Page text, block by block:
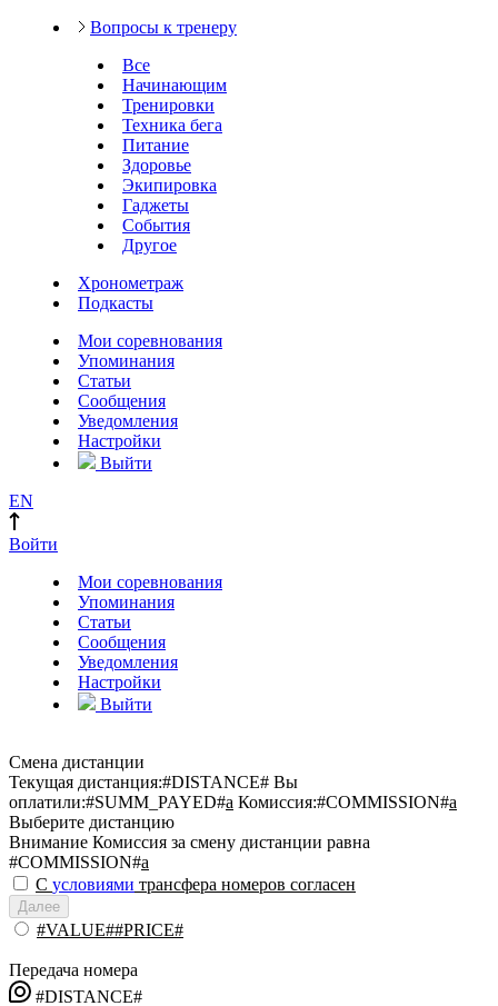
Вопросы к тренеру
Все
Начинающим
Тренировки
Техника бега
Питание
Здоровье
Экипировка
Гаджеты
События
Другое
Хронометраж
Подкасты
Мои соревнования
Упоминания
Статьи
Сообщения
Уведомления
Настройки
Выйти
EN
Войти
Мои соревнования
Упоминания
Статьи
Сообщения
Уведомления
Настройки
Выйти
Смена дистанции
Текущая дистанция:#DISTANCE# Вы
оплатили:#SUMM_PAYED#a Комиссия:#COMMISSION#a
Выберите дистанцию
Внимание Комиссия за смену дистанции равна
#COMMISSION#a
С условиями трансфера номеров согласен
Далее
#VALUE##PRICE#
Передача номера
#DISTANCE#